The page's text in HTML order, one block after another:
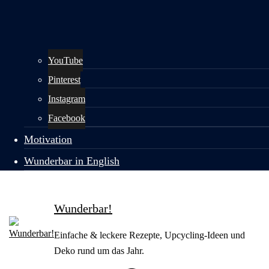
YouTube
Pinterest
Instagram
Facebook
Motivation
Wunderbar in English
Wunderbar!
Einfache & leckere Rezepte, Upcycling-Ideen und
Deko rund um das Jahr.